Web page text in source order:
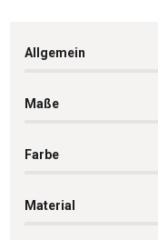
Allgemein
Maße
Farbe
Material